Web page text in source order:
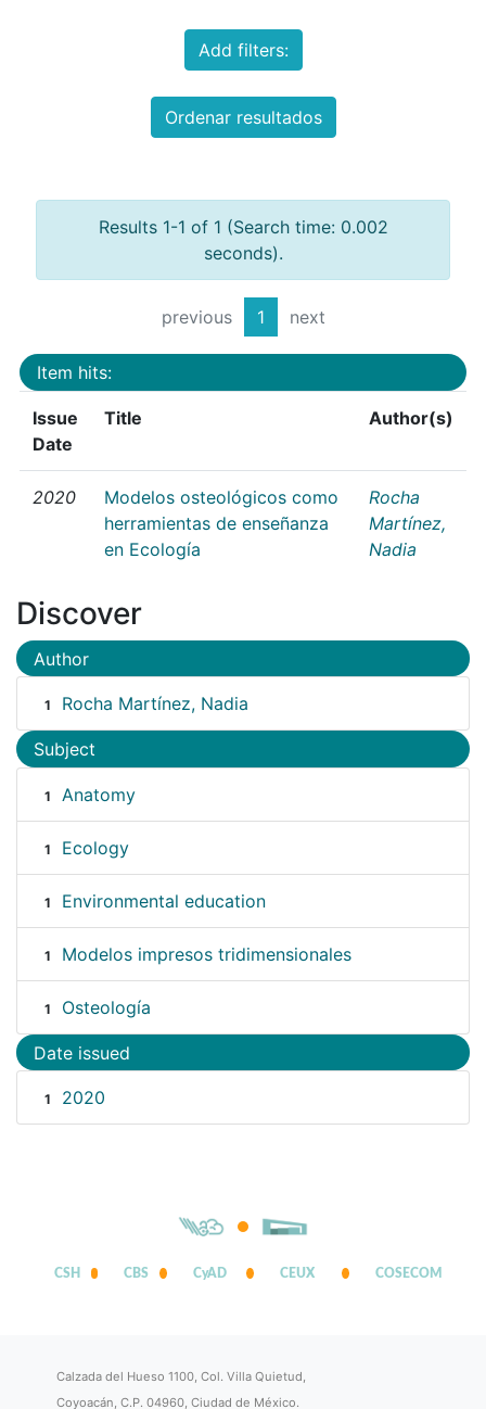
Add filters:
Ordenar resultados
Results 1-1 of 1 (Search time: 0.002
seconds).
previous 1 next
Item hits:
Issue
Date
Title Author(s)
2020
Modelos osteológicos como
herramientas de enseñanza
en Ecología
Rocha
Martínez,
Nadia
Discover
Author
1 Rocha Martínez, Nadia
Subject
1 Anatomy
1 Ecology
1 Environmental education
1 Modelos impresos tridimensionales
1 Osteología
Date issued
1 2020
CSH CBS CyAD CEUX COSECOM
Calzada del Hueso 1100, Col. Villa Quietud,
Coyoacán, C.P. 04960, Ciudad de México.